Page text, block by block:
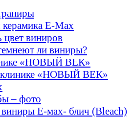
керамика E-Max
цвет виниров
ли виниры?
«НОВЫЙ ВЕК»
клинике «НОВЫЙ ВЕК»
– фото
E-мах- блич (Bleach)